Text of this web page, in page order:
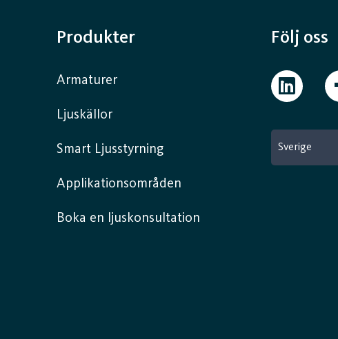
Produkter
Armaturer
Ljuskällor
Smart Ljusstyrning
Applikationsområden
Boka en ljuskonsultation
Följ oss
Sverige